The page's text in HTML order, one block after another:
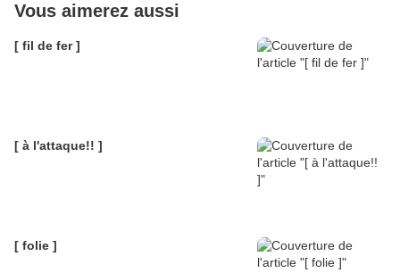
Vous aimerez aussi
[ fil de fer ]
[ à l'attaque!! ]
[ folie ]